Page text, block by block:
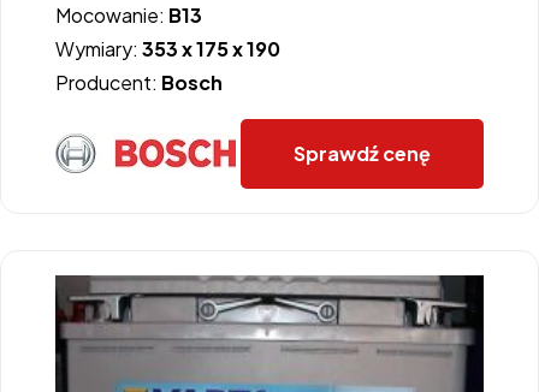
Mocowanie: B13
Wymiary: 353 x 175 x 190
Producent: Bosch
Sprawdź cenę